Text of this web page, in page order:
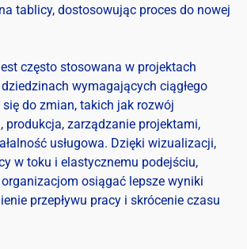
tablicy, dostosowując proces do nowej
często stosowana w projektach
wymagających ciągłego
do zmian, takich jak rozwój
produkcja, zarządzanie projektami,
usługowa. Dzięki wizualizacji,
w toku i elastycznemu podejściu,
osiągać lepsze wyniki
przepływu pracy i skrócenie czasu